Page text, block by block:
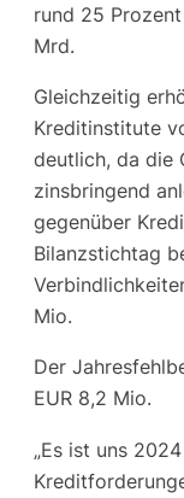
rund 25 Prozent
Mrd.
Gleichzeitig
Kreditinstitute
deutlich, da die
zinsbringend
gegenüber
Bilanzstichtag
Mio.
Der
EUR 8,2 Mio.
„Es ist uns